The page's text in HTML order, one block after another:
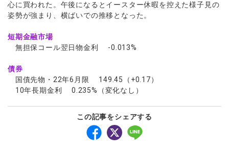
心に買われた。午後になるとイースター休暇を控えた様子見の
姿勢が強まり、横ばいでの推移となった。
短期金融市場
無担保コール翌日物金利 -0.013%
債券
国債先物・22年6月限 149.45（+0.17）
10年長期金利 0.235%（変化なし）
この記事をシェアする